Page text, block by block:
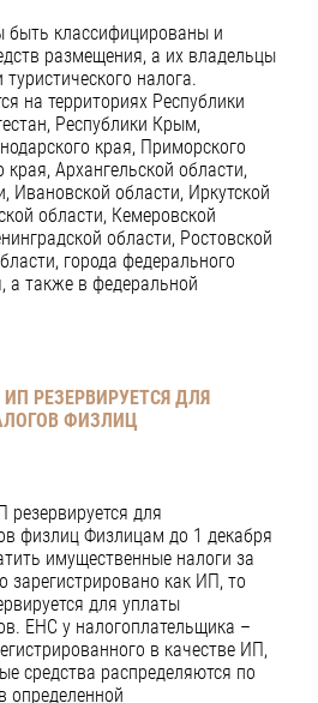
быть классифицированы и
размещения, а их владельцы
налога.
на территориях Республики
Республики Крым,
края, Приморского
края, Архангельской области,
Ивановской области, Иркутской
области, Кемеровской
области, Ростовской
города федерального
а также в федеральной
РЕЗЕРВИРУЕТСЯ ДЛЯ
ФИЗЛИЦ
для
физлиц Физлицам до 1 декабря
имущественные налоги за
зарегистрировано как ИП, то
для уплаты
ЕНС у налогоплательщика –
в качестве ИП,
средства распределяются по
определенной